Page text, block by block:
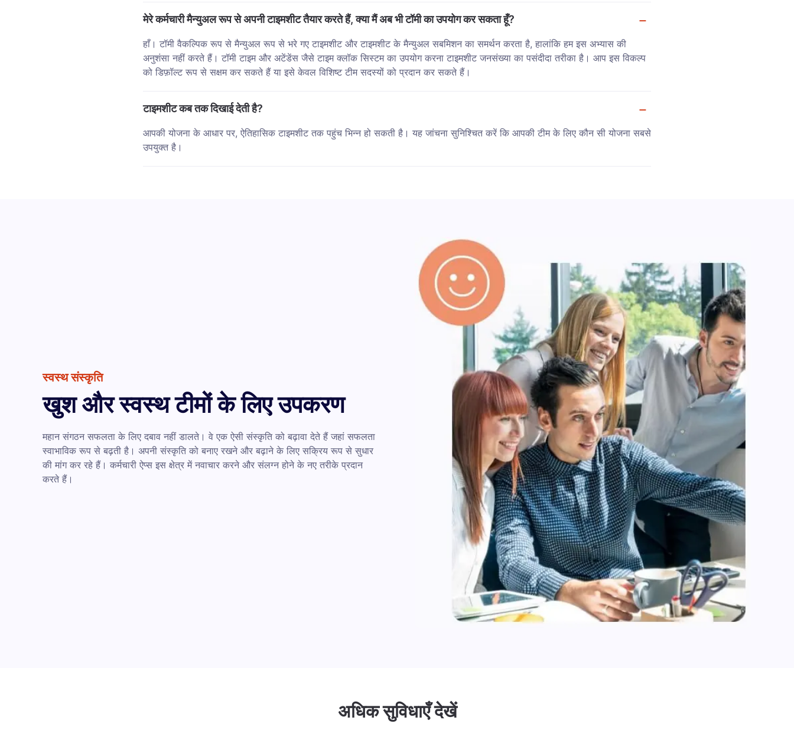
मेरे कर्मचारी मैन्युअल रूप से अपनी टाइमशीट तैयार करते हैं, क्या मैं अब भी टॉमी का उपयोग कर सकता हूँ?
हाँ। टॉमी वैकल्पिक रूप से मैन्युअल रूप से भरे गए टाइमशीट और टाइमशीट के मैन्युअल सबमिशन का समर्थन करता है, हालांकि हम इस अभ्यास की
अनुशंसा नहीं करते हैं। टॉमी टाइम और अटेंडेंस जैसे टाइम क्लॉक सिस्टम का उपयोग करना टाइमशीट जनसंख्या का पसंदीदा तरीका है। आप इस विकल्प
को डिफ़ॉल्ट रूप से सक्षम कर सकते हैं या इसे केवल विशिष्ट टीम सदस्यों को प्रदान कर सकते हैं।
टाइमशीट कब तक दिखाई देती है?
आपकी योजना के आधार पर, ऐतिहासिक टाइमशीट तक पहुंच भिन्न हो सकती है। यह जांचना सुनिश्चित करें कि आपकी टीम के लिए कौन सी योजना सबसे
उपयुक्त है।
स्वस्थ संस्कृति
खुश और स्वस्थ टीमों के लिए उपकरण
महान संगठन सफलता के लिए दबाव नहीं डालते। वे एक ऐसी संस्कृति को बढ़ावा देते हैं जहां सफलता
स्वाभाविक रूप से बढ़ती है। अपनी संस्कृति को बनाए रखने और बढ़ाने के लिए सक्रिय रूप से सुधार
की मांग कर रहे हैं। कर्मचारी ऐप्स इस क्षेत्र में नवाचार करने और संलग्न होने के नए तरीके प्रदान
करते हैं।
अधिक सुविधाएँ देखें